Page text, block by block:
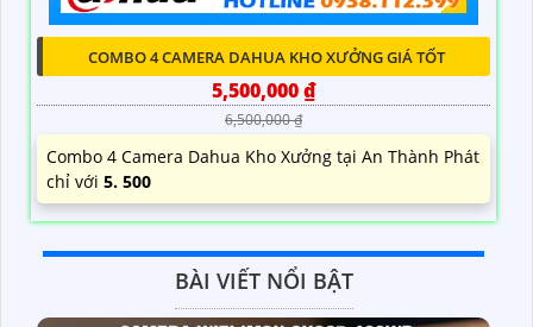
COMBO 4 CAMERA DAHUA KHO XƯỞNG GIÁ TỐT
5,500,000 ₫
6,500,000 ₫
Combo 4 Camera Dahua Kho Xưởng tại An Thành Phát
chỉ với 5. 500
BÀI VIẾT NỔI BẬT